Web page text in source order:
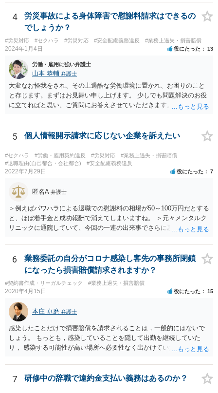
勝ち負けは、法律構成に必要な事実の主張と証拠の的確さに尽きま
す。その意味では「無益的記載事項」です。 法律的に全く意味がな
い主張で、過度に攻撃的な文章ですから、少なくとも記載する必要は
全くない事項です。 こういったことが記載された場合には、完全ス
ルーする方が印象はよいのが普通です。
4
労災事故による身体障害で慰謝料請求はできるの
でしょうか？
#労災対応 #セクハラ #労災対応 #安全配慮義務違反 #業務上過失・損害賠償
2024年1月4日 役にたった 13
労働・雇用に強い弁護士
山本 恭輔 弁護士
大変なお怪我をされ、その上過酷な労働環境に置かれ、お困りのこと
と存じます。まずはお見舞い申し上げます。 少しでも問題解決のお役
に立てればと思い、ご質問にお答えさせていただきます。 ご相談者の
我に関しては労災保険からの給付や会社からの損害賠償が、過重労働
に関しては未払残業代の支払が受けられる可能性がある事案とお見受
様々な事情のヒアリングや証拠資料の検討が必要になるため、今後の
方針の検討も含め、一度面談にて法律相談をされることをおすすめし
ます。
5 個人情報開示請求に応じない企業を訴えたい
#セクハラ #労働・雇用契約違反 #労災対応
#業務上過失・損害賠償
#退職理由(自己都合・会社都合)
#安全配慮義務違反
2022年7月29日 役にたった 7
匿名A 弁護士
＞例えばパワハラによる退職での慰謝料の相場が50～100万円だとする
と、ほぼ着手金と成功報酬で消えてしまいますね。 ＞元々メンタルク
リニックに通院していて、今回の一連の出来事でさらに悪化した事実
万が一、慰謝料請求が認められるにしても金額としては微々たるもの
かと思いますが、依頼する弁護士に詳細を説明したうえで指示を仰い
だ方がいいかと思います。
6
業務委託の自分がコロナ感染し客先の事務所閉鎖
になったら損害賠償請求されますか？
#契約書作成・リーガルチェック #業務上過失・損害賠償
2020年4月15日 役にたった 15
本庄 卓磨 弁護士
感染したことだけで損害賠償を請求されることは，一般的にはないで
しょう。 もっとも，感染していることを隠して出勤を継続していた
り， 感染する可能性が高い場所へ必要性なく出かけていたりした場合
るリスクがあり得ると思います。 もし事業所閉鎖になった場合には損
害が大きくなりますので，注意が必要ですね。
7 研修中の辞職で違約金支払い義務はあるのか？